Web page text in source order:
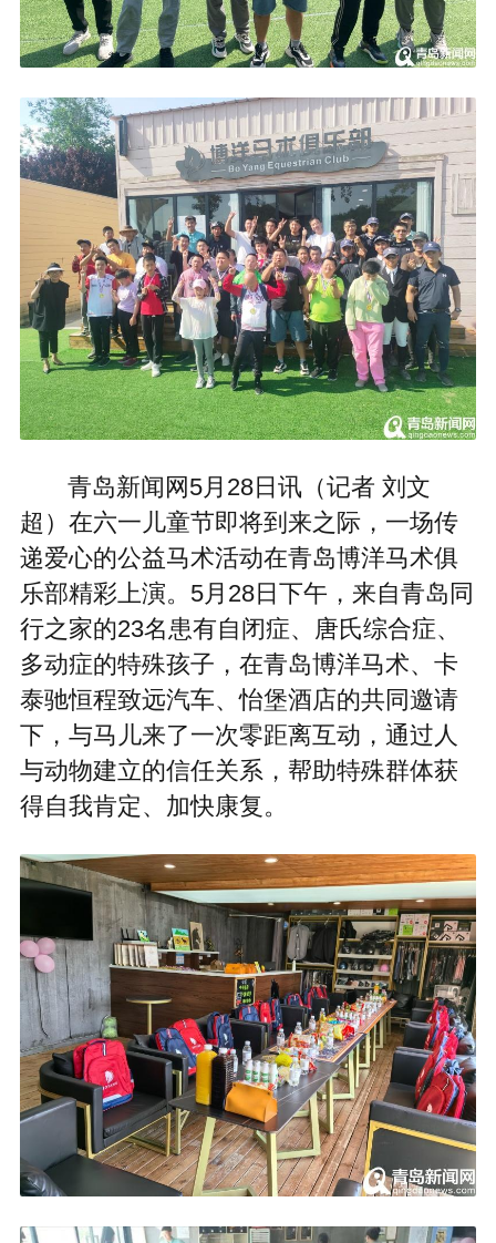
青岛新闻网5月28日讯（记者 刘文
超）在六一儿童节即将到来之际，一场传
递爱心的公益马术活动在青岛博洋马术俱
乐部精彩上演。5月28日下午，来自青岛同
行之家的23名患有自闭症、唐氏综合症、
多动症的特殊孩子，在青岛博洋马术、卡
泰驰恒程致远汽车、怡堡酒店的共同邀请
下，与马儿来了一次零距离互动，通过人
与动物建立的信任关系，帮助特殊群体获
得自我肯定、加快康复。